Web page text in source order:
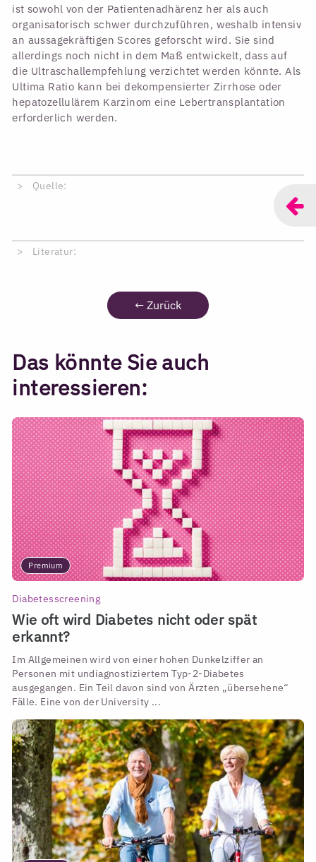
ist sowohl von der Patientenadhärenz her als auch
organisatorisch schwer durchzuführen, weshalb intensiv
an aussagekräftigen Scores geforscht wird. Sie sind
allerdings noch nicht in dem Maß entwickelt, dass auf
die Ultraschallempfehlung verzichtet werden könnte. Als
Ultima Ratio kann bei dekompensierter Zirrhose oder
hepatozellulärem Karzinom eine Lebertransplantation
erforderlich werden.
Quelle:
Literatur:
← Zurück
Das könnte Sie auch
interessieren:
Premium
Diabetesscreening
Wie oft wird Diabetes nicht oder spät
erkannt?
Im Allgemeinen wird von einer hohen Dunkelziffer an
Personen mit undiagnostiziertem Typ-2-Diabetes
ausgegangen. Ein Teil davon sind von Ärzten „übersehene“
Fälle. Eine von der University ...